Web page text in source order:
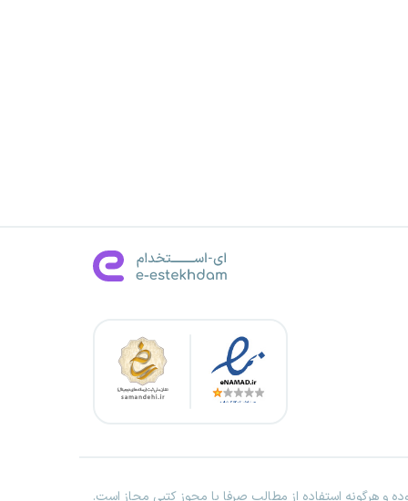
و هرگونه استفاده از مطالب صرفا با مجوز کتبی مجاز است.